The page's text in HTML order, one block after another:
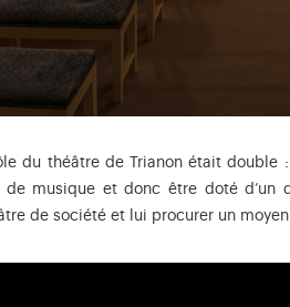
du théâtre de Trianon était
de musique et donc être doté
de société et lui procurer un